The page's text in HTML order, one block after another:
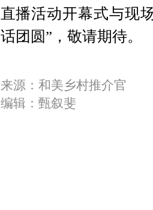
直播活动开幕式与现
话团圆”，敬请期待。
来源：和美乡村推介官
编辑：甄叙斐